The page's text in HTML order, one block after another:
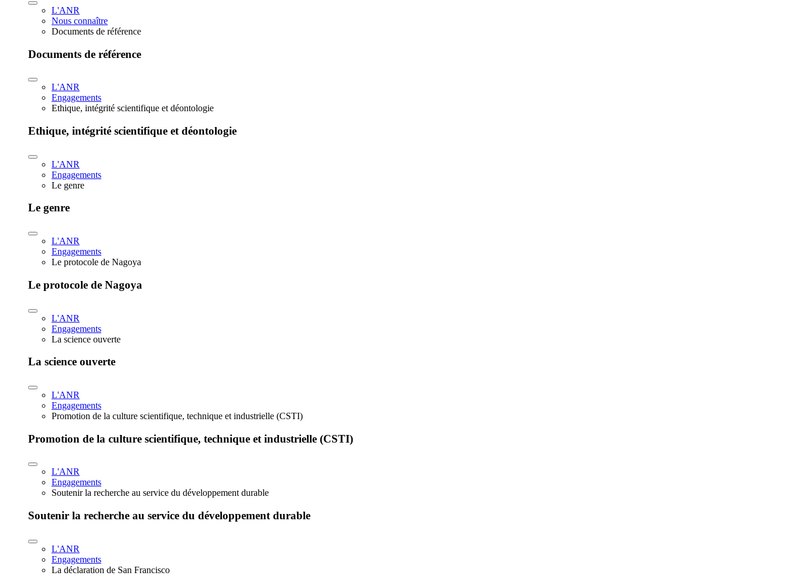
L'ANR
Nous connaître
Documents de référence
Documents de référence
L'ANR
Engagements
Ethique, intégrité scientifique et déontologie
Ethique, intégrité scientifique et déontologie
L'ANR
Engagements
Le genre
Le genre
L'ANR
Engagements
Le protocole de Nagoya
Le protocole de Nagoya
L'ANR
Engagements
La science ouverte
La science ouverte
L'ANR
Engagements
Promotion de la culture scientifique, technique et industrielle (CSTI)
Promotion de la culture scientifique, technique et industrielle (CSTI)
L'ANR
Engagements
Soutenir la recherche au service du développement durable
Soutenir la recherche au service du développement durable
L'ANR
Engagements
La déclaration de San Francisco